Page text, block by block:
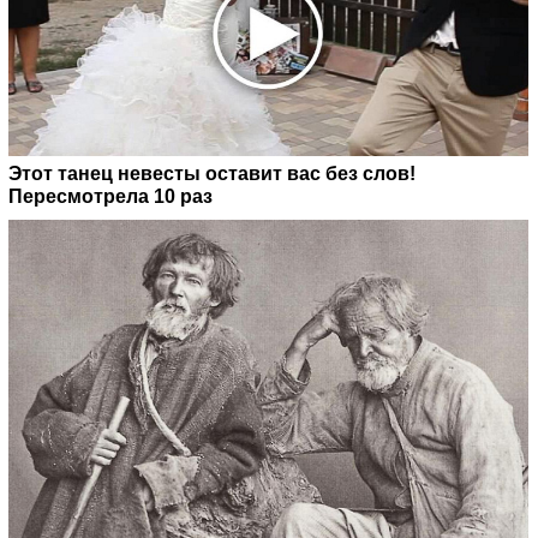
Этот танец невесты оставит вас без слов!
Пересмотрела 10 раз